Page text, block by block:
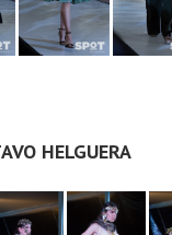
HELGUERA